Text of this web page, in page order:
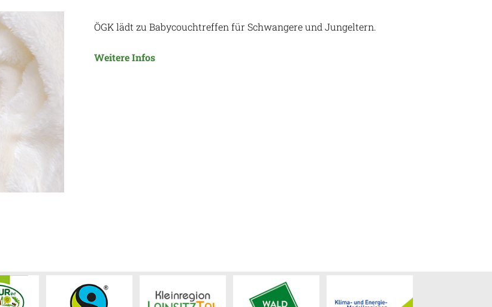
ÖGK lädt zu Babycouchtreffen für Schwangere und Jungeltern.
Weitere Infos